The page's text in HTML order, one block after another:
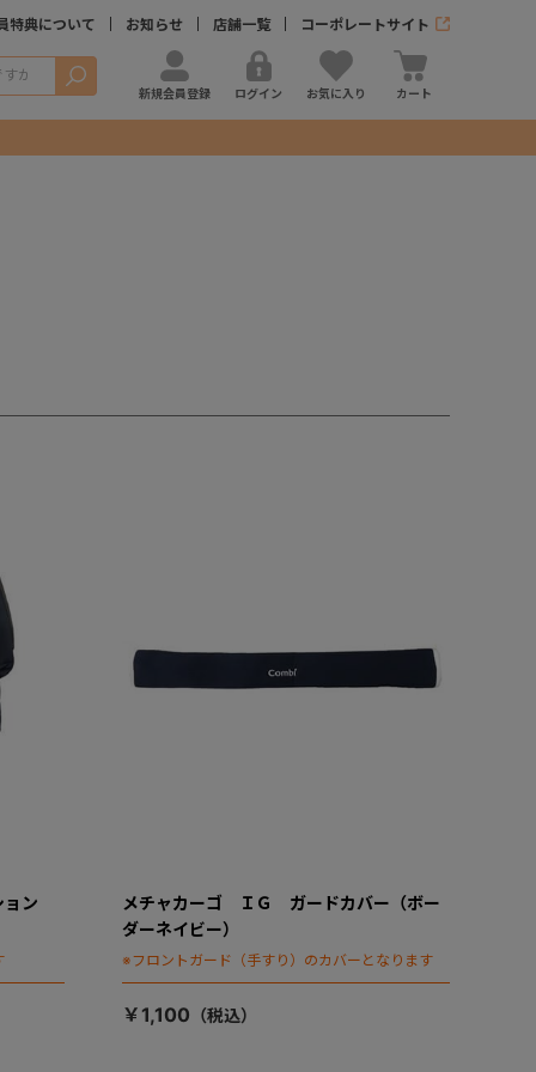
特典について お知らせ 店舗一覧 コーポレートサイト
検索
新規会員登録 ログイン お気に入り カート
ン
メチャカーゴ ＩＧ ガードカバー（ボー
ダーネイビー）
※フロントガード（手すり）のカバーとなります
￥1,100